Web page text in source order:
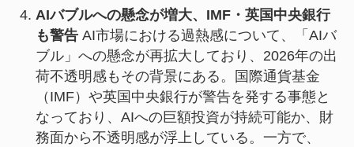
AIバブルへの懸念が増大、IMF・英国中央銀行
も警告AI市場における過熱感について、「AIバ
ブル」への懸念が再拡大しており、2026年の出
荷不透明感もその背景にある。国際通貨基金
（IMF）や英国中央銀行が警告を発する事態と
なっており、AIへの巨額投資が持続可能か、財
務面から不透明感が浮上している。一方で、